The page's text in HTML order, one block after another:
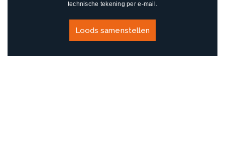
technische tekening per e-mail.
Loods samenstellen